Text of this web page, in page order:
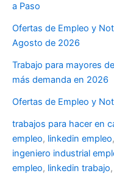
a Paso
Ofertas de Empleo y
Agosto de 2026
Trabajo para mayores
más demanda en 2026
Ofertas de Empleo y
trabajos para hacer en
empleo, linkedin empleo,
ingeniero industrial
empleo, linkedin trabajo,